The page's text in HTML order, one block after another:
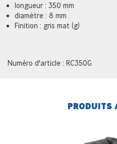
longueur : 350 mm
diamètre : 8 mm
Finition : gris mat (g)
Numéro d'article : RC350G
PRODUITS